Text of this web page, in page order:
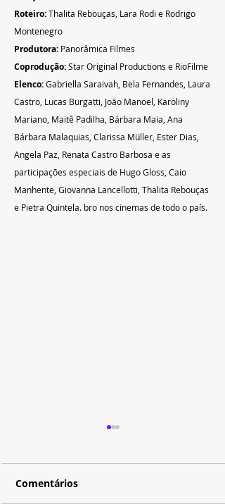
Roteiro: Thalita Rebouças, Lara Rodi e Rodrigo
Montenegro
Produtora: Panorâmica Filmes
Coprodução: Star Original Productions e RioFilme
Elenco: Gabriella Saraivah, Bela Fernandes, Laura
Castro, Lucas Burgatti, João Manoel, Karoliny
Mariano, Maitê Padilha, Bárbara Maia, Ana
Bárbara Malaquias, Clarissa Müller, Ester Dias,
Angela Paz, Renata Castro Barbosa e as
participações especiais de Hugo Gloss, Caio
Manhente, Giovanna Lancellotti, Thalita Rebouças
e Pietra Quintela. bro nos cinemas de todo o país.
Comentários